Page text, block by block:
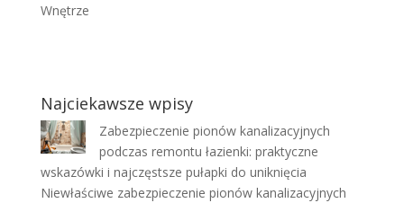
Wnętrze
Najciekawsze wpisy
Zabezpieczenie pionów kanalizacyjnych
podczas remontu łazienki: praktyczne
wskazówki i najczęstsze pułapki do uniknięcia
Niewłaściwe zabezpieczenie pionów kanalizacyjnych